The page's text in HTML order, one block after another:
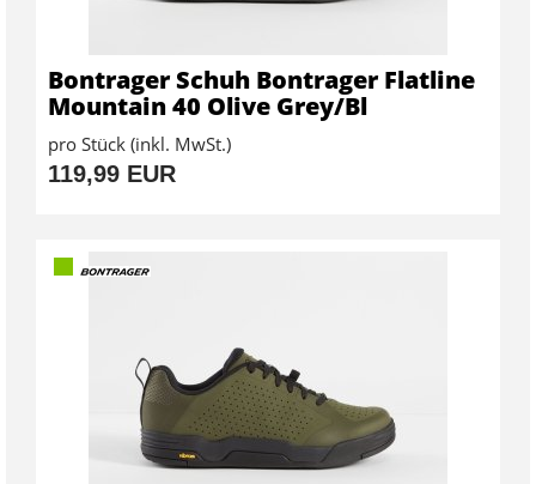
Bontrager Schuh Bontrager Flatline
Mountain 40 Olive Grey/Bl
pro Stück (inkl. MwSt.)
119,99 EUR